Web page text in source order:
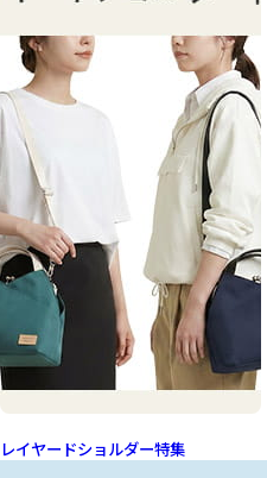
レイヤードショルダー特集